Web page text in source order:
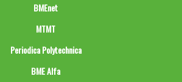
BMEnet
MTMT
Periodica Polytechnica
BME Alfa